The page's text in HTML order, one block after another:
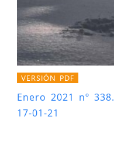
VERSIÓN PDF
Enero 2021 nº 338.
17-01-21